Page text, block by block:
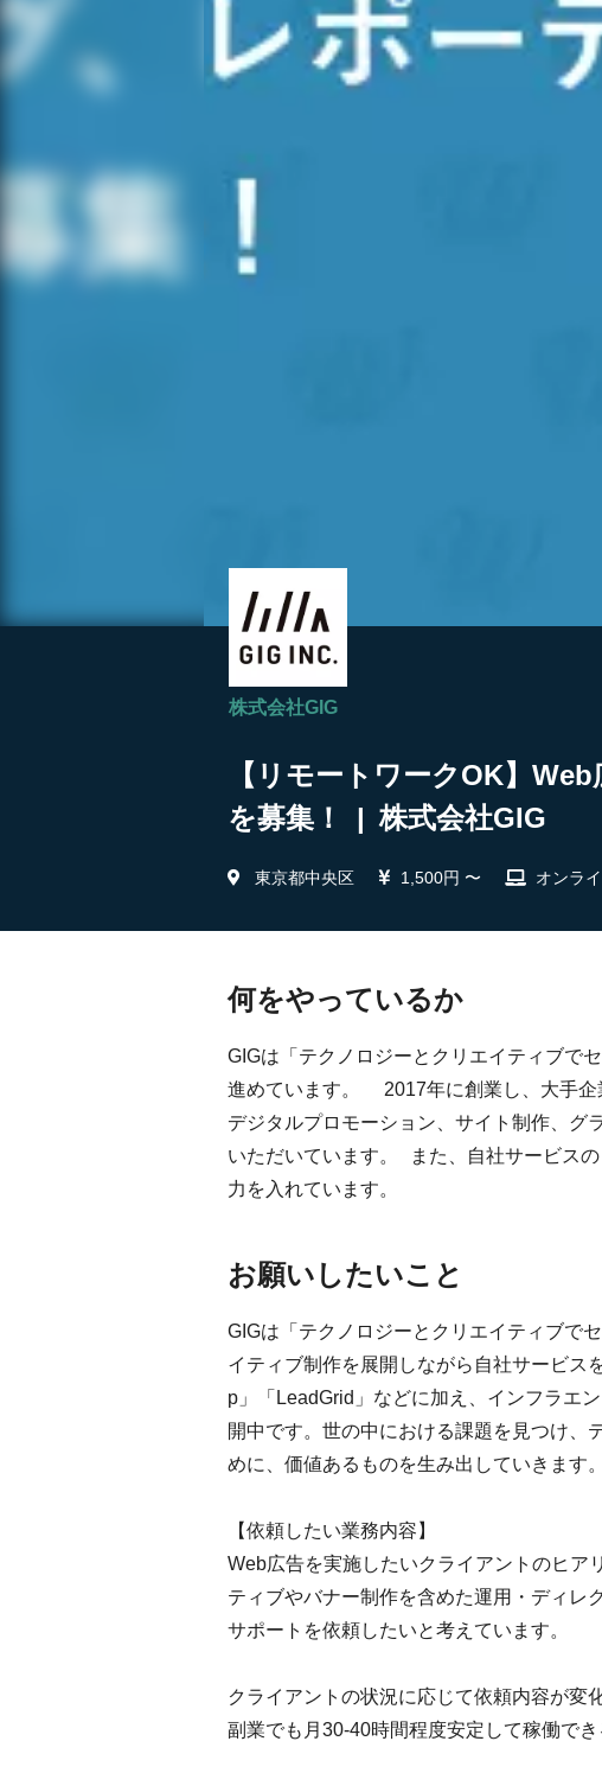
株式会社GIG
【リモートワークOK】
を募集！ | 株式会社GIG
東京都中央区 1,500円 〜 オンラ
何をやっているか
GIGは「テクノロジーとクリエイティブで
進めています。 2017年に創業し、大手企
デジタルプロモーション、サイト制作、グ
いただいています。 また、自社サービス
力を入れています。
お願いしたいこと
GIGは「テクノロジーとクリエイティブで
イティブ制作を展開しながら自社サービ
p」「LeadGrid」などに加え、インフラエ
開中です。世の中における課題を見つけ、
めに、価値あるものを生み出していきます。
【依頼したい業務内容】
Web広告を実施したいクライアントのヒア
ティブやバナー制作を含めた運用・ディレ
サポートを依頼したいと考えています。
クライアントの状況に応じて依頼内容が変
副業でも月30-40時間程度安定して稼働でき